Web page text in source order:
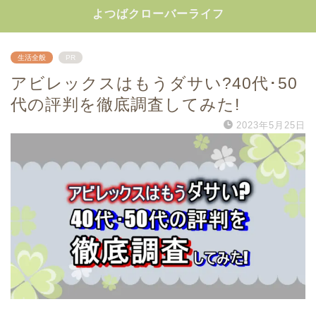
よつばクローバーライフ
生活全般 PR
アビレックスはもうダサい?40代･50
代の評判を徹底調査してみた!
2023年5月25日